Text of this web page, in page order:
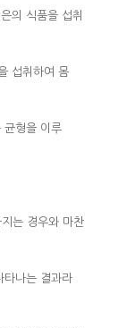
의 식품을 섭취
섭취하여 몸
균형을 이루
는 경우와 마찬
타나는 결과라